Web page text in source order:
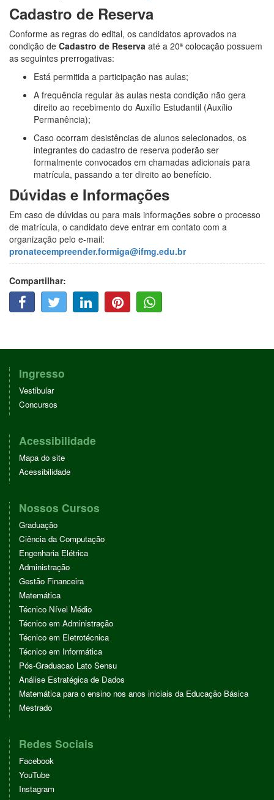
Cadastro de Reserva
Conforme as regras do edital, os candidatos aprovados na
condição de Cadastro de Reserva até a 20ª colocação possuem
as seguintes prerrogativas:
Está permitida a participação nas aulas;
A frequência regular às aulas nesta condição não gera
direito ao recebimento do Auxílio Estudantil (Auxílio
Permanência);
Caso ocorram desistências de alunos selecionados, os
integrantes do cadastro de reserva poderão ser
formalmente convocados em chamadas adicionais para
matrícula, passando a ter direito ao benefício.
Dúvidas e Informações
Em caso de dúvidas ou para mais informações sobre o processo
de matrícula, o candidato deve entrar em contato com a
organização pelo e-mail:
pronatecempreender.formiga@ifmg.edu.br
Compartilhar:
A
B
O
K
W
T
R
I
E
I
E
W
H
T
Ingresso
Vestibular
Concursos
Acessibilidade
Mapa do site
Acessibilidade
Nossos Cursos
Graduação
Ciência da Computação
Engenharia Elétrica
Administração
Gestão Financeira
Matemática
Técnico Nível Médio
Técnico em Administração
Técnico em Eletrotécnica
Técnico em Informática
Pós-Graduacao Lato Sensu
Análise Estratégica de Dados
Matemática para o ensino nos anos iniciais da Educação Básica
Mestrado
Redes Sociais
Facebook
YouTube
Instagram